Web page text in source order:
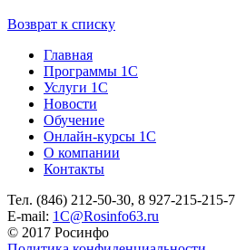
Возврат к списку
Главная
Программы 1С
Услуги 1С
Новости
Обучение
Онлайн-курсы 1С
О компании
Контакты
Тел. (846) 212-50-30, 8 927-215-215-7
Е-mail: 1C@Rosinfo63.ru
© 2017 Росинфо